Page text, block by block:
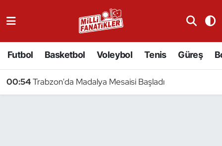
Futbol Basketbol Voleybol Tenis Güreş
00:54Trabzon'da Madalya Mesaisi Başladı
Badminton